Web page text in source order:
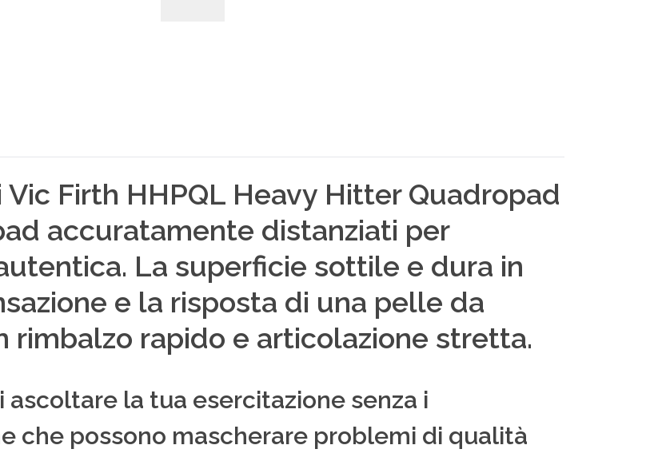
Firth HHPQL Heavy Hitter Quadropad
accuratamente distanziati per
La superficie sottile e dura in
e la risposta di una pelle da
rimbalzo rapido e articolazione stretta.
la tua esercitazione senza i
che possono mascherare problemi di qualità